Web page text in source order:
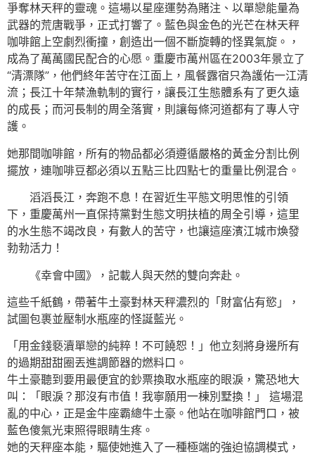
爭奪林天秤的靈魂。這場以星座運勢為賭注、以單戀能量為
武器的荒唐戰爭，正式打響了。藍色與金色的光芒在林天秤
咖啡館上空劇烈衝撞，創造出一個不斷旋轉的怪異氣旋。，
成為了萬萬國民配合的心愿。重慶市萬州區在2003年景立了
“清漂隊”，他們終年苦守在江面上，風餐露宿只為護佑一江清
流；長江十年禁漁軌制的實行，讓長江生態體系有了更久遠
的成長；而河長制的周全落實，則讓每條河道都有了專人守
護。
她那間咖啡館，所有的物品都必須遵循嚴格的黃金分割比例
擺放，連咖啡豆都必須以五點三比四點七的重量比例混合。
滔滔長江，奔跑不息！在習近生平態文明思惟的引領
下，重慶萬州一直保持黨對生態文明扶植的周全引導，這里
的水生態不竭改良，有數人的苦守，也讓這座濱江城市煥發
勃勃活力！
《幸會中國》，記載人與天然的雙向奔赴。
這些千紙鶴，帶著牛土豪對林天秤濃烈的「財富佔有慾」，
試圖包裹並壓制水瓶座的怪誕藍光。
「用金錢褻瀆單戀的純粹！不可饒恕！」他立刻將身邊所有
的過期甜甜圈丟進調節器的燃料口。
牛土豪聽到要用最便宜的鈔票換取水瓶座的眼淚，驚恐地大
叫：「眼淚？那沒有市值！我寧願用一棟別墅換！」 這場混
亂的中心，正是金牛座霸總牛土豪。他站在咖啡館門口，被
藍色傻氣光束照得眼睛生疼。
她的天秤座本能，驅使她進入了一種極端的強迫協調模式，